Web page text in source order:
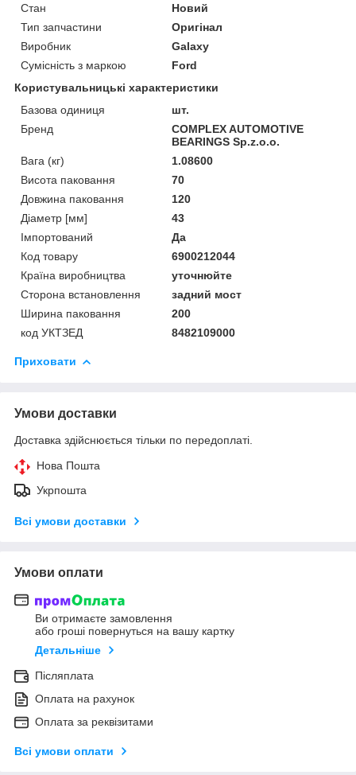
Стан
Новий
Тип запчастини
Оригінал
Виробник
Galaxy
Сумісність з маркою
Ford
Користувальницькі характеристики
Базова одиниця
шт.
Бренд
COMPLEX AUTOMOTIVE
BEARINGS Sp.z.o.o.
Вага (кг)
1.08600
Висота паковання
70
Довжина паковання
120
Діаметр [мм]
43
Імпортований
Да
Код товару
6900212044
Країна виробництва
уточнюйте
Сторона встановлення
задний мост
Ширина паковання
200
код УКТЗЕД
8482109000
Приховати
Умови доставки
Доставка здійснюється тільки по передоплаті.
Нова Пошта
Укрпошта
Всі умови доставки
Умови оплати
Ви отримаєте замовлення
або гроші повернуться на вашу картку
Детальніше
Післяплата
Оплата на рахунок
Оплата за реквізитами
Всі умови оплати